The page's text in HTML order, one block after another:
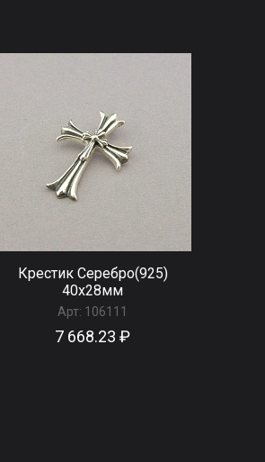
Крестик Серебро(925)
40х28мм
Арт: 106111
7 668.23 ₽